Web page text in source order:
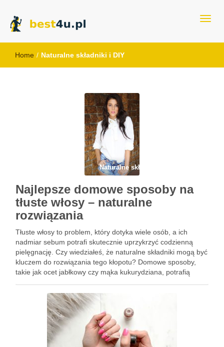
best4u.pl
Home / Naturalne składniki i DIY
Naturalne składniki i DIY
Najlepsze domowe sposoby na
tłuste włosy – naturalne
rozwiązania
Tłuste włosy to problem, który dotyka wiele osób, a ich
nadmiar sebum potrafi skutecznie uprzykrzyć codzienną
pielęgnację. Czy wiedziałeś, że naturalne składniki mogą być
kluczem do rozwiązania tego kłopotu? Domowe sposoby,
takie jak ocet jabłkowy czy mąka kukurydziana, potrafią
Warto zwrócić uwagę na …